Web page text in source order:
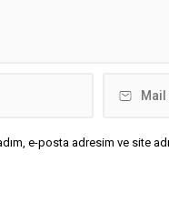
e-posta adresim ve site